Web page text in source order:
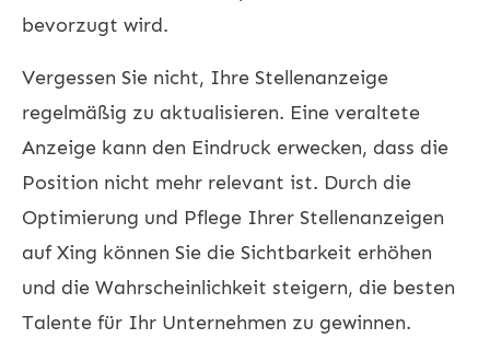
bevorzugt wird.
Vergessen Sie nicht, Ihre Stellenanzeige
regelmäßig zu aktualisieren. Eine veraltete
Anzeige kann den Eindruck erwecken, dass die
Position nicht mehr relevant ist. Durch die
Optimierung und Pflege Ihrer Stellenanzeigen
auf Xing können Sie die Sichtbarkeit erhöhen
und die Wahrscheinlichkeit steigern, die besten
Talente für Ihr Unternehmen zu gewinnen.